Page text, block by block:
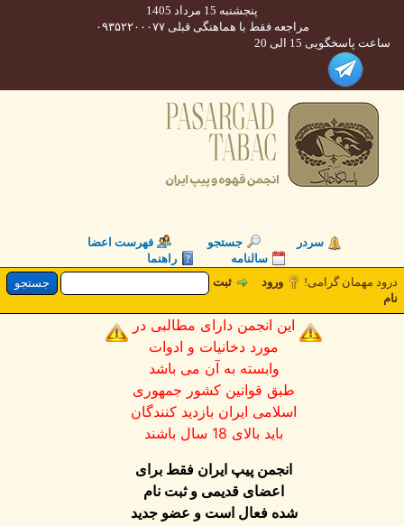
پنجشنبه 15 مرداد 1405
مراجعه فقط با هماهنگی قبلی ۰۹۳۵۲۲۰۰۰۷۷
پاسخگویی 15 الی 20
سردر جستجو
فهرست اعضا
سالنامه
راهنما
مهمان گرامی!
ورود ثبت
این انجمن دارای مطالبی در
مورد دخانیات و ادوات
وابسته به آن می باشد
طبق قوانین کشور جمهوری
اسلامی ایران بازدید کنندگان
باید بالای 18 سال باشند
انجمن پیپ ایران فقط برای
اعضای قدیمی و ثبت نام
شده فعال است و عضو جدید